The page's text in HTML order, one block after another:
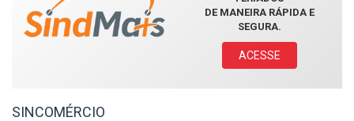
DE MANEIRA RÁPIDA E
SEGURA.
ACESSE
SINCOMÉRCIO